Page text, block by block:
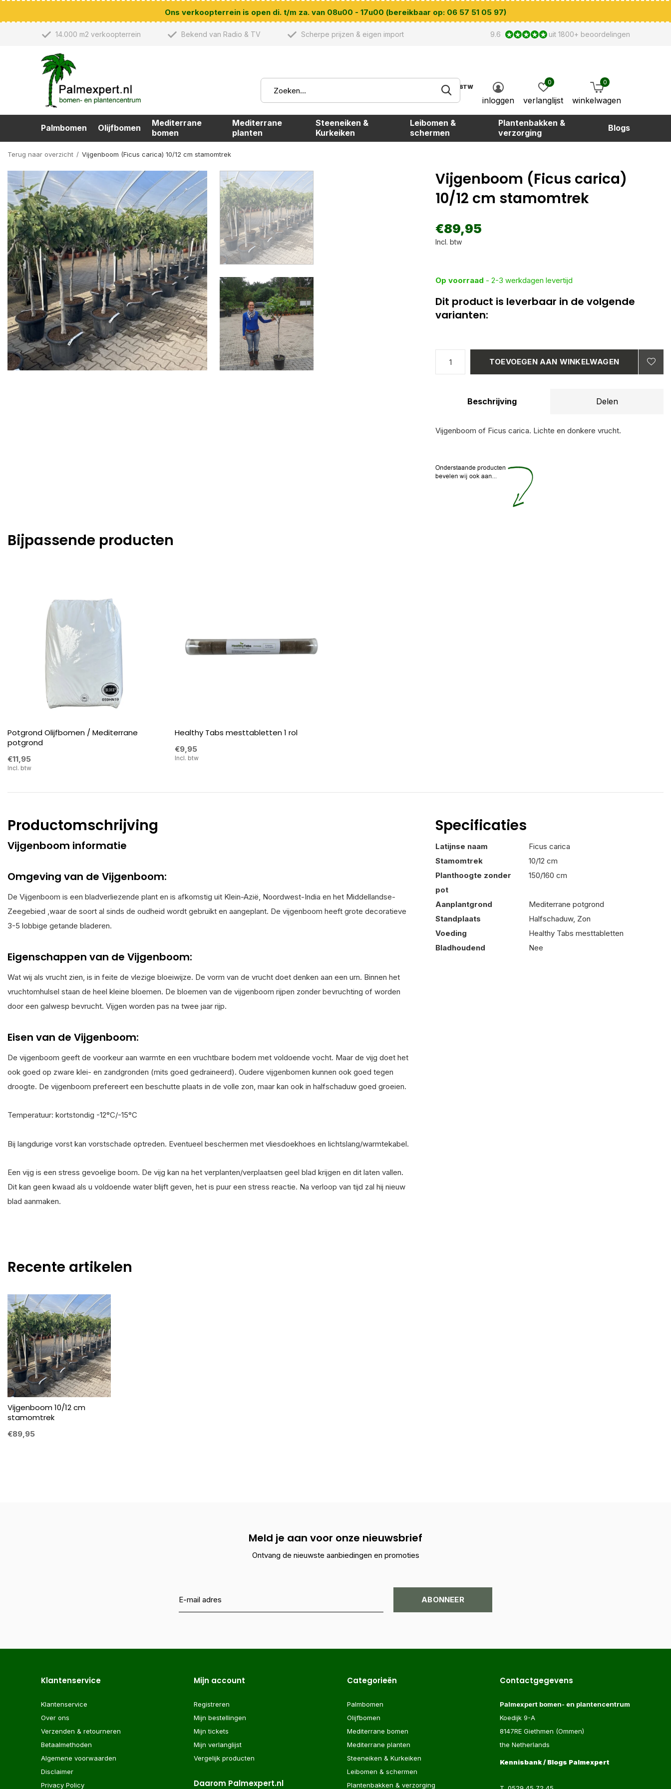
Palmbomen Olijfbomen
Mediterrane
bomen
Mediterrane
planten
Steeneiken &
Kurkeiken
Leibomen &
schermen
Plantenbakken &
verzorging
Blogs
BTW
inloggen verlanglijst
0
winkelwagen
0
14.000 m2 verkoopterrein Bekend van Radio & TV Scherpe prijzen & eigen import 9.6 uit 1800+ beoordelingen
Ons verkoopterrein is open di. t/m za. van 08u00 - 17u00 (bereikbaar op: 06 57 51 05 97)
Terug naar overzicht Vijgenboom (Ficus carica) 10/12 cm stamomtrek
Vijgenboom (Ficus carica)
10/12 cm stamomtrek
€89,95
Incl. btw
Op voorraad - 2-3 werkdagen levertijd
Dit product is leverbaar in de volgende
varianten:
TOEVOEGEN AAN WINKELWAGEN
Beschrijving Delen
Vijgenboom of Ficus carica. Lichte en donkere vrucht.
Bijpassende producten
Potgrond Olijfbomen / Mediterrane
potgrond
€11,95
Incl. btw
Healthy Tabs mesttabletten 1 rol
€9,95
Incl. btw
Productomschrijving
Vijgenboom informatie
Omgeving van de Vijgenboom:
De Vijgenboom is een bladverliezende plant en is afkomstig uit Klein-Azië, Noordwest-India en het Middellandse-
Zeegebied ,waar de soort al sinds de oudheid wordt gebruikt en aangeplant. De vijgenboom heeft grote decoratieve
3-5 lobbige getande bladeren.
Eigenschappen van de Vijgenboom:
Wat wij als vrucht zien, is in feite de vlezige bloeiwijze. De vorm van de vrucht doet denken aan een urn. Binnen het
vruchtomhulsel staan de heel kleine bloemen. De bloemen van de vijgenboom rijpen zonder bevruchting of worden
door een galwesp bevrucht. Vijgen worden pas na twee jaar rijp.
Eisen van de Vijgenboom:
De vijgenboom geeft de voorkeur aan warmte en een vruchtbare bodem met voldoende vocht. Maar de vijg doet het
ook goed op zware klei- en zandgronden (mits goed gedraineerd). Oudere vijgenbomen kunnen ook goed tegen
droogte. De vijgenboom prefereert een beschutte plaats in de volle zon, maar kan ook in halfschaduw goed groeien.
Temperatuur: kortstondig -12°C/-15°C
Bij langdurige vorst kan vorstschade optreden. Eventueel beschermen met vliesdoekhoes en lichtslang/warmtekabel.
Een vijg is een stress gevoelige boom. De vijg kan na het verplanten/verplaatsen geel blad krijgen en dit laten vallen.
Dit kan geen kwaad als u voldoende water blijft geven, het is puur een stress reactie. Na verloop van tijd zal hij nieuw
blad aanmaken.
Specificaties
Latijnse naam
Ficus carica
Stamomtrek
10/12 cm
Planthoogte zonder
pot
150/160 cm
Aanplantgrond
Mediterrane potgrond
Standplaats
Halfschaduw, Zon
Voeding
Healthy Tabs mesttabletten
Bladhoudend
Nee
Recente artikelen
Vijgenboom 10/12 cm
stamomtrek
€89,95
Meld je aan voor onze nieuwsbrief
Ontvang de nieuwste aanbiedingen en promoties
ABONNEER
Klantenservice
Klantenservice
Over ons
Verzenden & retourneren
Betaalmethoden
Algemene voorwaarden
Disclaimer
Privacy Policy
Mijn account
Registreren
Mijn bestellingen
Mijn tickets
Mijn verlanglijst
Vergelijk producten
Daarom Palmexpert.nl
Categorieën
Palmbomen
Olijfbomen
Mediterrane bomen
Mediterrane planten
Steeneiken & Kurkeiken
Leibomen & schermen
Plantenbakken & verzorging
Contactgegevens
Palmexpert bomen- en plantencentrum
Koedijk 9-A
8147RE Giethmen (Ommen)
the Netherlands
Kennisbank / Blogs Palmexpert